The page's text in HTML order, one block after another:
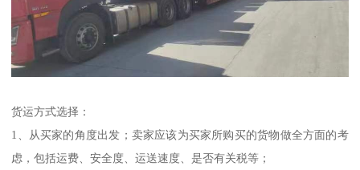
货运方式选择：
1、从买家的角度出发；卖家应该为买家所购买的货物做全方面的考
虑，包括运费、安全度、运送速度、是否有关税等；